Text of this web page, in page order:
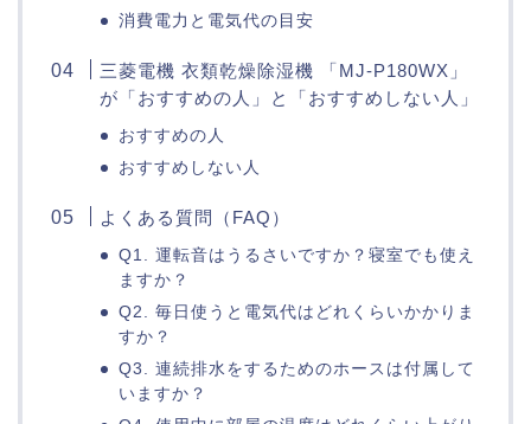
消費電力と電気代の目安
三菱電機 衣類乾燥除湿機 「MJ-P180WX」
が「おすすめの人」と「おすすめしない人」
おすすめの人
おすすめしない人
よくある質問（FAQ）
Q1. 運転音はうるさいですか？寝室でも使え
ますか？
Q2. 毎日使うと電気代はどれくらいかかりま
すか？
Q3. 連続排水をするためのホースは付属して
いますか？